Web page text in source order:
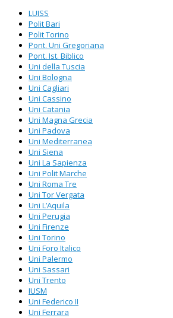
LUISS
Polit Bari
Polit Torino
Pont. Uni Gregoriana
Pont. Ist. Biblico
Uni della Tuscia
Uni Bologna
Uni Cagliari
Uni Cassino
Uni Catania
Uni Magna Grecia
Uni Padova
Uni Mediterranea
Uni Siena
Uni La Sapienza
Uni Polit Marche
Uni Roma Tre
Uni Tor Vergata
Uni L’Aquila
Uni Perugia
Uni Firenze
Uni Torino
Uni Foro Italico
Uni Palermo
Uni Sassari
Uni Trento
IUSM
Uni Federico II
Uni Ferrara